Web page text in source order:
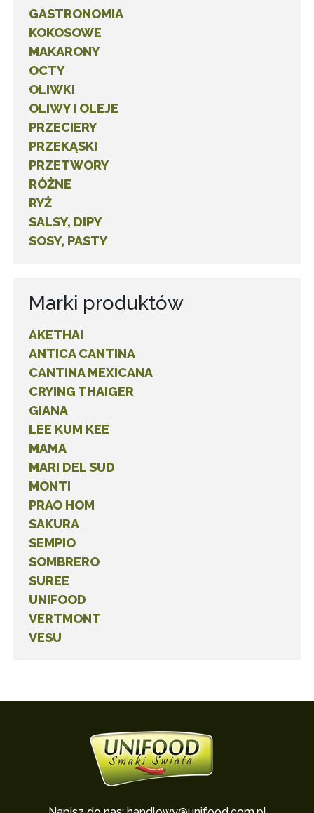
GASTRONOMIA
KOKOSOWE
MAKARONY
OCTY
OLIWKI
OLIWY I OLEJE
PRZECIERY
PRZEKĄSKI
PRZETWORY
RÓŻNE
RYŻ
SALSY, DIPY
SOSY, PASTY
Marki produktów
AKETHAI
ANTICA CANTINA
CANTINA MEXICANA
CRYING THAIGER
GIANA
LEE KUM KEE
MAMA
MARI DEL SUD
MONTI
PRAO HOM
SAKURA
SEMPIO
SOMBRERO
SUREE
UNIFOOD
VERTMONT
VESU